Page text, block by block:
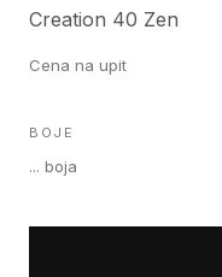
Creation 40 Zen
Cena na upit
BOJE
... boja